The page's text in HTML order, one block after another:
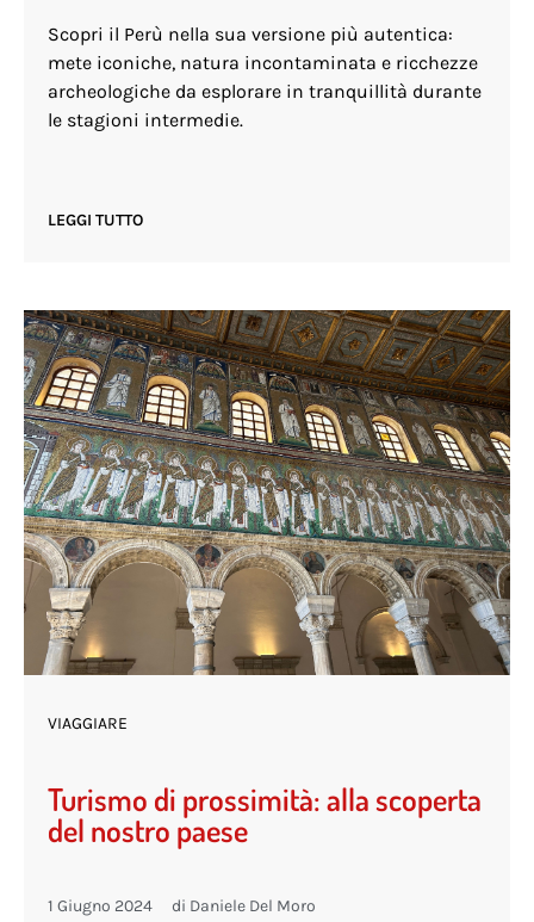
Scopri il Perù nella sua versione più autentica:
mete iconiche, natura incontaminata e ricchezze
archeologiche da esplorare in tranquillità durante
le stagioni intermedie.
LEGGI TUTTO
VIAGGIARE
Turismo di prossimità: alla scoperta
del nostro paese
1 Giugno 2024 di Daniele Del Moro